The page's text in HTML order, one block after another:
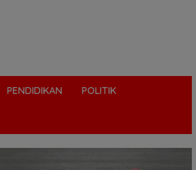
PENDIDIKAN POLITIK